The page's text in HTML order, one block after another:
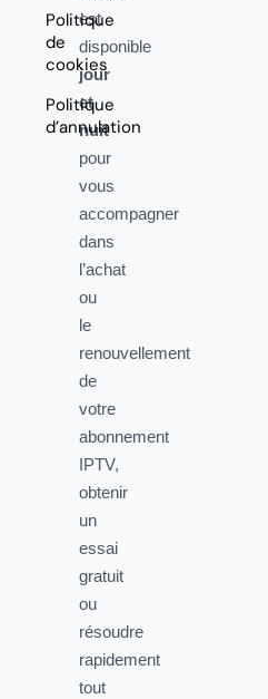
Politique
de
cookies
Politique
d’annulation
est
disponible
jour
et
nuit
pour
vous
accompagner
dans
l’achat
ou
le
renouvellement
de
votre
abonnement
IPTV,
obtenir
un
essai
gratuit
ou
résoudre
rapidement
tout